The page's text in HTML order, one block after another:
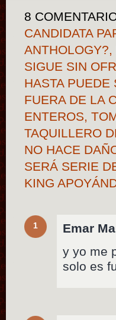
8
CANDIDATA
SIGUE SIN
HASTA PUEDE
FUERA DE LA
ENTEROS,
TAQUILLERO
NO HACE
SERÁ SERIE
KING
1 Emar
y yo me
solo es